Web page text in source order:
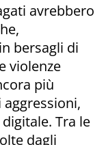
avrebbero
bersagli di
violenze
più
Tra le
dagli